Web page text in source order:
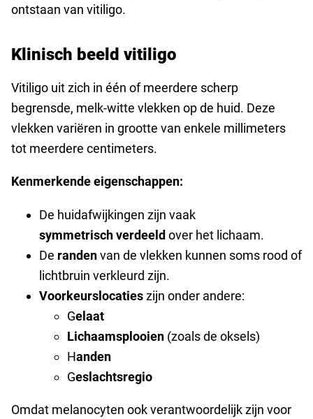
ontstaan van vitiligo.
Klinisch beeld vitiligo
Vitiligo uit zich in één of meerdere scherp
begrensde, melk-witte vlekken op de huid. Deze
vlekken variëren in grootte van enkele millimeters
tot meerdere centimeters.
Kenmerkende eigenschappen:
De huidafwijkingen zijn vaak
symmetrisch verdeeldover het lichaam.
De randenvan de vlekken kunnen soms rood of
lichtbruin verkleurd zijn.
Voorkeurslocatieszijn onder andere:
Gelaat
Lichaamsplooien (zoals de oksels)
Handen
Geslachtsregio
Omdat melanocyten ook verantwoordelijk zijn voor